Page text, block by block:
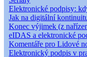
Elektronické podpisy:
Jak na digitální
Konec výjimek (z
eIDAS a elektronické
Komentáře pro Lidové
Elektronický podpis v